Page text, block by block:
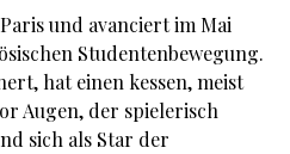
und avanciert im Mai
Studentenbewegung.
hat einen kessen, meist
Augen, der spielerisch
sich als Star der